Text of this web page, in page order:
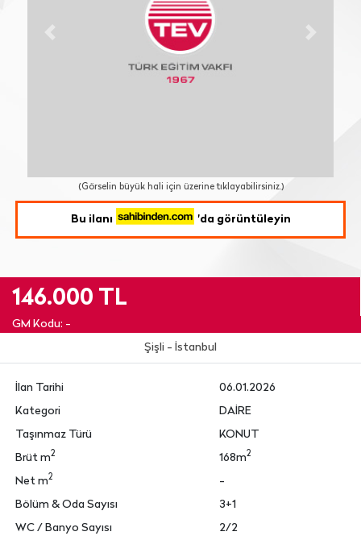
(Görselin büyük hali için üzerine tıklayabilirsiniz.)
Bu ilanı 'da görüntüleyin
146.000 TL
GM Kodu: -
Şişli - İstanbul
İlan Tarihi
06.01.2026
Kategori
DAİRE
Taşınmaz Türü
KONUT
Brüt m2 168m2
Net m2
-
Bölüm & Oda Sayısı
3+1
WC / Banyo Sayısı
2/2